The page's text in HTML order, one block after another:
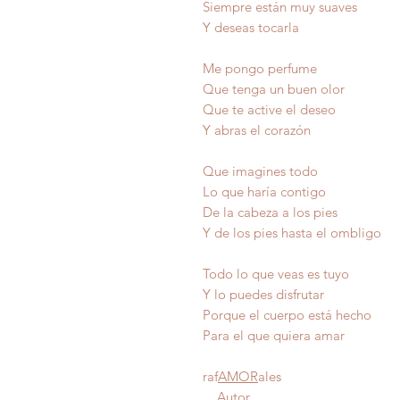
Siempre están muy suaves
Y deseas tocarla
Me pongo perfume
Que tenga un buen olor
Que te active el deseo
Y abras el corazón
Que imagines todo
Lo que haría contigo
De la cabeza a los pies
Y de los pies hasta el ombligo
Todo lo que veas es tuyo
Y lo puedes disfrutar
Porque el cuerpo está
Para el que quiera
rafAMORales